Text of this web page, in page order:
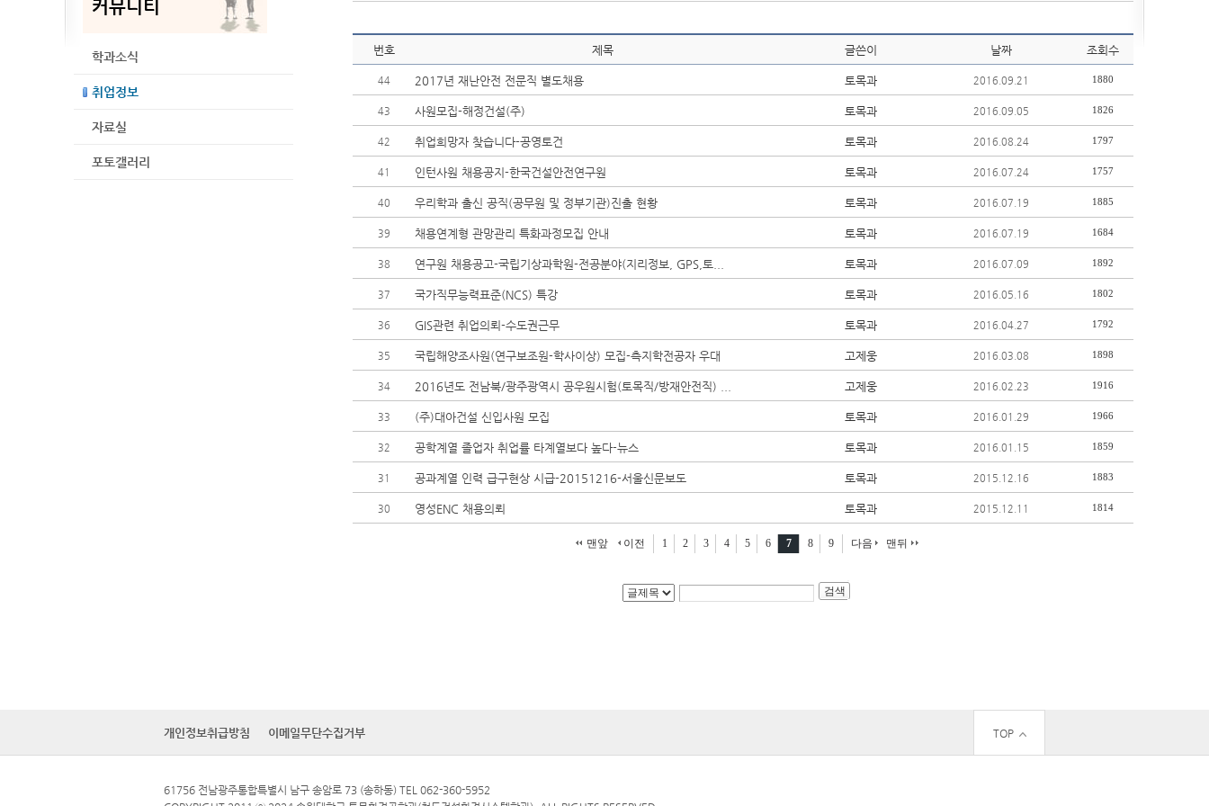
커뮤니티
학과소식
취업정보
자료실
포토갤러리
번호 제목 글쓴이 날짜 조회수
44 2017년 재난안전 전문직 별도채용 토목과 2016.09.21 1880
43 사원모집-해정건설(주) 토목과 2016.09.05 1826
42 취업희망자 찾습니다-공영토건 토목과 2016.08.24 1797
41 인턴사원 채용공지-한국건설안전연구원 토목과 2016.07.24 1757
40 우리학과 출신 공직(공무원 및 정부기관)진출 현황 토목과 2016.07.19 1885
39 채용연계형 관망관리 특화과정모집 안내 토목과 2016.07.19 1684
38 연구원 채용공고-국립기상과학원-전공분야(지리정보, GPS,토... 토목과 2016.07.09 1892
37 국가직무능력표준(NCS) 특강 토목과 2016.05.16 1802
36 GIS관련 취업의뢰-수도권근무 토목과 2016.04.27 1792
35 국립해양조사원(연구보조원-학사이상) 모집-측지학전공자 우대 고제웅 2016.03.08 1898
34 2016년도 전남북/광주광역시 공우원시험(토목직/방재안전직) ... 고제웅 2016.02.23 1916
33 (주)대아건설 신입사원 모집 토목과 2016.01.29 1966
32 공학계열 졸업자 취업률 타계열보다 높다-뉴스 토목과 2016.01.15 1859
31 공과계열 인력 급구현상 시급-20151216-서울신문보도 토목과 2015.12.16 1883
30 영성ENC 채용의뢰 토목과 2015.12.11 1814
맨앞 이전 1 2 3 4 5 6 7 8 9 다음 맨뒤
개인정보취급방침 이메일무단수집거부 TOP
61756 전남광주통합특별시 남구 송암로 73 (송하동) TEL 062-360-5952